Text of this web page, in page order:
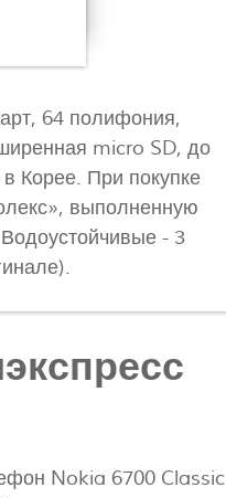
64 полифония,
micro SD, до
Корее. При покупке
выполненную
- 3
Nokia 6700 Classic